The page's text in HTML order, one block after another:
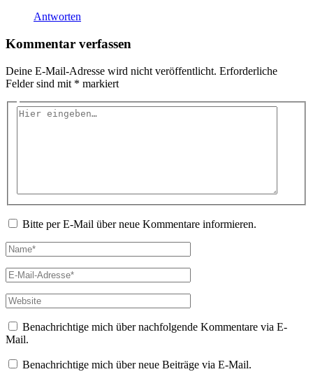
Antworten
Kommentar verfassen
Deine E-Mail-Adresse wird nicht veröffentlicht. Erforderliche
Felder sind mit * markiert
Hier
Bitte per E-Mail über neue Kommentare informieren.
Name*
E-
Mail-
Adresse*
Website
Benachrichtige mich über nachfolgende Kommentare via E-
Mail.
Benachrichtige mich über neue Beiträge via E-Mail.